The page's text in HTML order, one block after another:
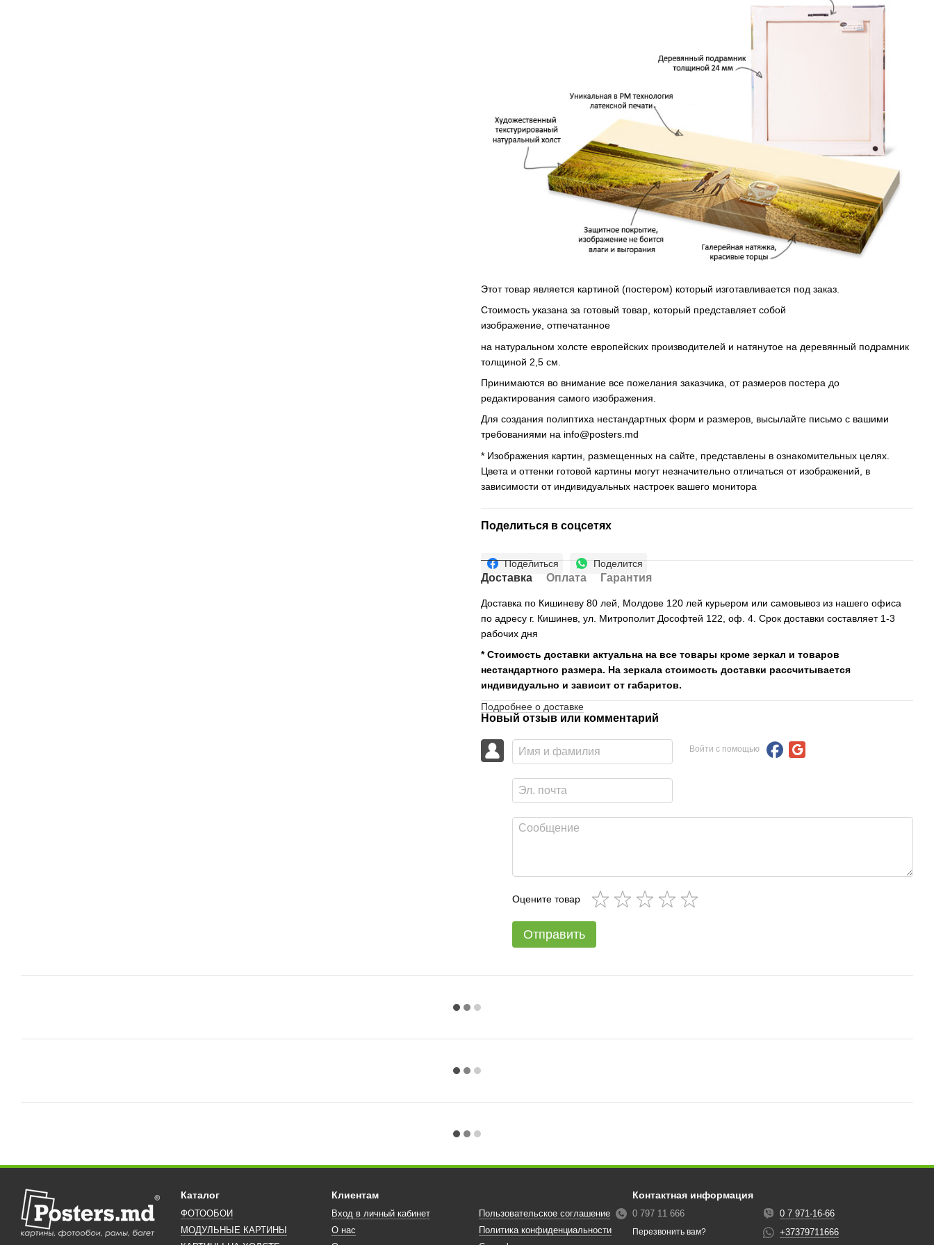
Этот товар является картиной (постером) который изготавливается под заказ.
Стоимость указана за готовый товар, который представляет собой
изображение, отпечатанное
на натуральном холсте европейских производителей и натянутое на деревянный подрамник
толщиной 2,5 см.
Принимаются во внимание все пожелания заказчика, от размеров постера до
редактирования самого изображения.
Для создания полиптиха нестандартных форм и размеров, высылайте письмо c вашими
требованиями на info@posters.md
* Изображения картин, размещенных на сайте, представлены в ознакомительных целях.
Цвета и оттенки готовой картины могут незначительно отличаться от изображений, в
зависимости от индивидуальных настроек вашего монитора
Поделиться в соцсетях
Поделиться Поделится
Доставка Оплата Гарантия
Доставка по Кишиневу 80 лей, Молдове 120 лей курьером или самовывоз из нашего офиса
по адресу г. Кишинев, ул. Митрополит Дософтей 122, оф. 4. Срок доставки составляет 1-3
рабочих дня
* Стоимость доставки актуальна на все товары кроме зеркал и товаров
нестандартного размера. На зеркала стоимость доставки рассчитывается
индивидуально и зависит от габаритов.
Подробнее о доставке
Новый отзыв или комментарий
Войти с помощью
Оцените товар
Отправить
Каталог
ФОТООБОИ
МОДУЛЬНЫЕ КАРТИНЫ
Клиентам
Вход в личный кабинет
О нас
Пользовательское соглашение
Политика конфиденциальности
Контактная информация
0 797 11 666
Перезвонить вам?
0 7 971-16-66
+37379711666